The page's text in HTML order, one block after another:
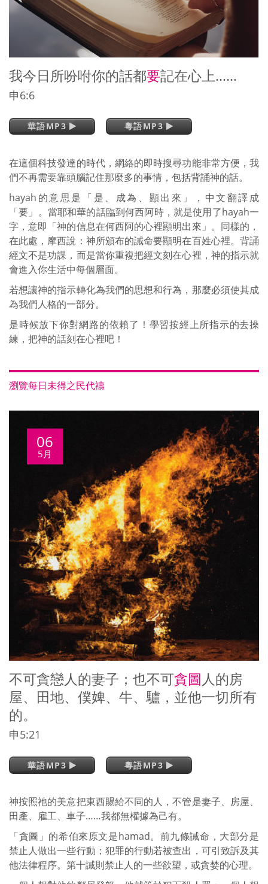
我今日所吩咐你的話都要記在心上……
申6:6
華語MP3 粵語MP3
在這個科技發達的時代，網絡的即時搜尋功能非常方便，我
們不再需要靠頭腦記住那麼多的事情，包括背誦神的話。
hayah的意思是「是、成為、顯出來」，中文翻譯成
「要」。當耶和華的話臨到何西阿時，就是使用了hayah一
字，意即「神的信息在何西阿的心裡顯明出來」。同樣的，
在此處，摩西說：神所頒布的誡命要顯明在百姓心裡。背誦
經文不是功課，而是當你重複把經文刻在心裡，神的指示就
會進入你生活中每個層面。
若想讓神的指示轉化為我們的思想和行為，那麼必須使其成
為我們人格的一部分。
是時候放下你對網路的依賴了！學習按經上所指示的去操
練，把神的話刻在心裡吧！
瀏覽每日未得之民代禱
06
5月
不可貪戀人的妻子；也不可貪圖人的房
屋、田地、僕婢、牛、驢，並他一切所有
的。
申5:21
華語MP3 粵語MP3
神按照祂的美意把東西賜給不同的人，不管是妻子、房屋、
田產、雇工、車子……我都無權據為己有。
「貪圖」的希伯來原文是hamad。前九條誡命，大部分是
禁止人做出一些行動；犯罪的行動若被查出，可引致訴及其
他法律程序。第十誡則禁止人的一些欲望，或貪婪的心理。